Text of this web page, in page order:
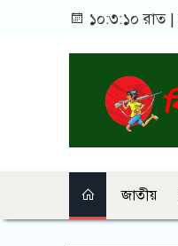
১০:৩:১০ রাত|
জাতীয়